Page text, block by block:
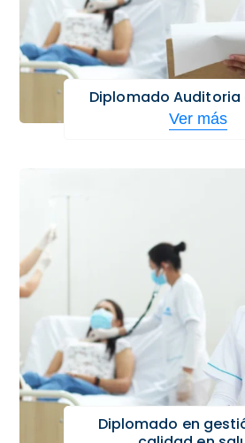
Diplomado Auditoria
Ver más
Diplomado en